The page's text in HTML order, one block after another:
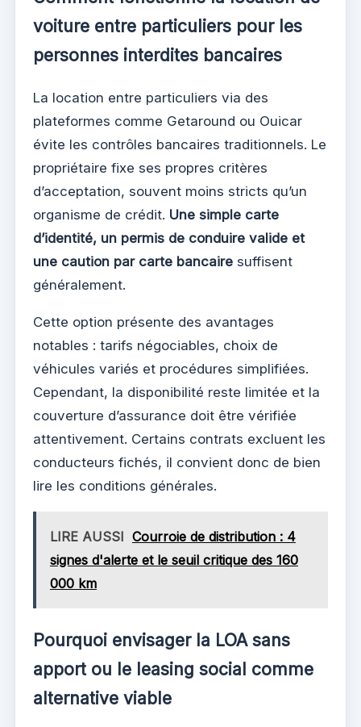
voiture entre particuliers pour les
personnes interdites bancaires
La location entre particuliers via des
plateformes comme Getaround ou Ouicar
évite les contrôles bancaires traditionnels. Le
propriétaire fixe ses propres critères
d’acceptation, souvent moins stricts qu’un
organisme de crédit. Une simple carte
d’identité, un permis de conduire valide et
une caution par carte bancaire suffisent
généralement.
Cette option présente des avantages
notables : tarifs négociables, choix de
véhicules variés et procédures simplifiées.
Cependant, la disponibilité reste limitée et la
couverture d’assurance doit être vérifiée
attentivement. Certains contrats excluent les
conducteurs fichés, il convient donc de bien
lire les conditions générales.
LIRE AUSSI Courroie de distribution : 4
signes d'alerte et le seuil critique des 160
000 km
Pourquoi envisager la LOA sans
apport ou le leasing social comme
alternative viable